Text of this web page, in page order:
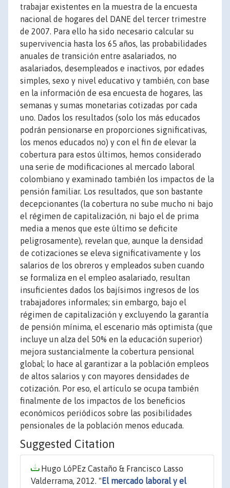
trabajar existentes en la muestra de la encuesta
nacional de hogares del DANE del tercer trimestre
de 2007. Para ello ha sido necesario calcular su
supervivencia hasta los 65 años, las probabilidades
anuales de transición entre asalariados, no
asalariados, desempleados e inactivos, por edades
simples, sexo y nivel educativo y también, con base
en la información de esa encuesta de hogares, las
semanas y sumas monetarias cotizadas por cada
uno. Dados los resultados (solo los más educados
podrán pensionarse en proporciones significativas,
los menos educados no) y con el fin de elevar la
cobertura para estos últimos, hemos considerado
una serie de modificaciones al mercado laboral
colombiano y examinado también los impactos de la
pensión familiar. Los resultados, que son bastante
decepcionantes (la cobertura no sube mucho ni bajo
el régimen de capitalización, ni bajo el de prima
media a menos que este último se deficite
peligrosamente), revelan que, aunque la densidad
de cotizaciones se eleva significativamente y los
salarios de los obreros y empleados suben cuando
se formaliza en el empleo asalariado, resultan
insuficientes dados los bajísimos ingresos de los
trabajadores informales; sin embargo, bajo el
régimen de capitalización y excluyendo la garantía
de pensión mínima, el escenario más optimista (que
incluye un alza del 50% en la educación superior)
mejora sustancialmente la cobertura pensional
global; lo hace al garantizar a la población empleos
de altos salarios y con mayores densidades de
cotización. Por eso, el artículo se ocupa también
finalmente de los impactos de los beneficios
económicos periódicos sobre las posibilidades
pensionales de la población menos educada.
Suggested Citation
Hugo LóPEz Castaño & Francisco Lasso
Valderrama, 2012. " El mercado laboral y el